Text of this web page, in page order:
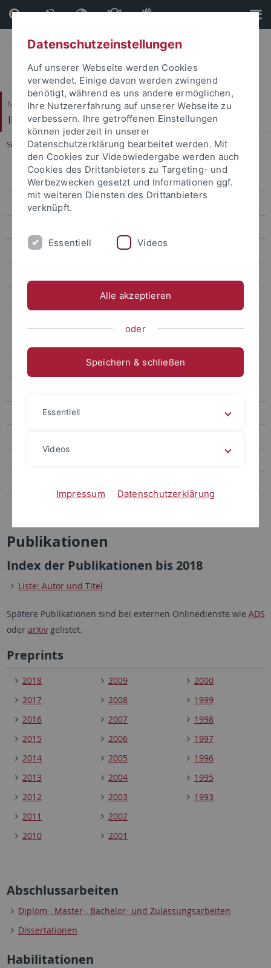
Direkt
zum
Inhalt
Direkt
zur
Fußleiste
Mathematisch-Naturwissenschaftliche Fakultät
Institut für Astronomie & Astrophysik
Sie sind hier: Startseite ... Publikationen
Aktuelles
Studium
Prof. Werner (Abteilung Astronomie)
Prof. Stelzer (Abteilung Weltraumgestützte Astrophysik)
Laufende Projekte
Einrichtungen
Publikationen
Index der Publikationen bis 2018
Liste: Autor und Titel
Spätere Publikationen sind bei externen Onlinedienste wie ADS
oder arXivgelistet.
Preprints
2018
2017
2016
2015
2014
2013
2012
2011
2010
2009
2008
2007
2006
2005
2004
2003
2002
2001
2000
1999
1998
1997
1996
1995
1993
Abschlussarbeiten
Diplom-, Master-, Bachelor- und Zulassungsarbeiten
Dissertationen
Habilitationen
Datenschutzeinstellungen
Auf unserer Webseite werden Cookies
verwendet. Einige davon werden zwingend
benötigt, während es uns andere ermöglichen,
Ihre Nutzererfahrung auf unserer Webseite zu
verbessern. Ihre getroffenen Einstellungen
können jederzeit in unserer
Datenschutzerklärung bearbeitet werden. Mit
den Cookies zur Videowiedergabe werden auch
Cookies des Drittanbieters zu Targeting- und
Werbezwecken gesetzt und Informationen ggf.
mit weiteren Diensten des Drittanbieters
verknüpft.
Essentiell Videos
Alle akzeptieren
oder
Speichern & schließen
Essentiell
Videos
Impressum Datenschutzerklärung